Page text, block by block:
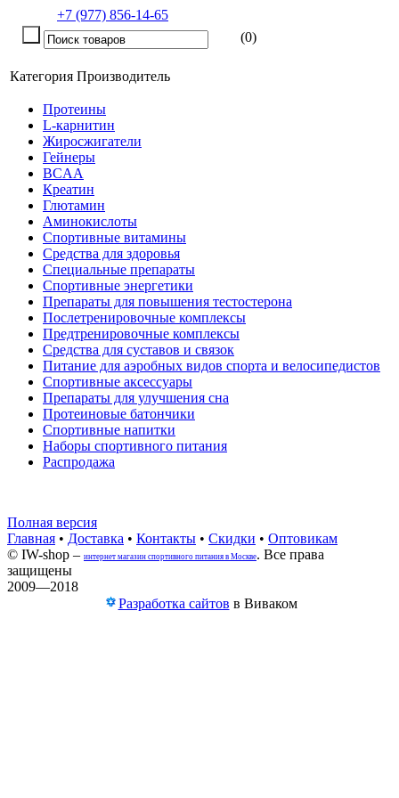
+7 (977) 856-14-65
(0)
Категория Производитель
Протеины
L-карнитин
Жиросжигатели
Гейнеры
BCAA
Креатин
Глютамин
Аминокислоты
Спортивные витамины
Средства для здоровья
Специальные препараты
Спортивные энергетики
Препараты для повышения тестостерона
Послетренировочные комплексы
Предтренировочные комплексы
Средства для суставов и связок
Питание для аэробных видов спорта и велосипедистов
Спортивные аксессуары
Препараты для улучшения сна
Протеиновые батончики
Спортивные напитки
Наборы спортивного питания
Распродажа
Полная версия
Главная • Доставка • Контакты • Скидки • Оптовикам
© IW-shop – интернет магазин спортивного питания в Москве. Все права
защищены
2009—2018
Разработка сайтов в Виваком